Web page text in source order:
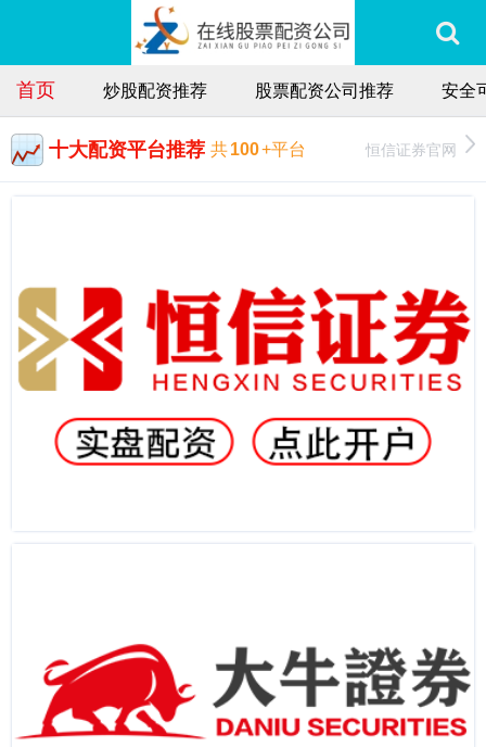
首页 炒股配资推荐 股票配资公司推荐 安全
十大配资平台推荐 共100+平台 恒信证券官网